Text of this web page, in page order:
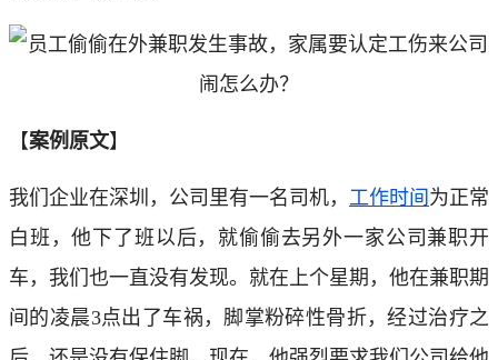
【案例原文】
我们企业在深圳，公司里有一名司机， 工作时间 为正常
白班，他下了班以后，就偷偷去另外一家公司兼职开
车，我们也一直没有发现。就在上个星期，他在兼职期
间的凌晨3点出了车祸，脚掌粉碎性骨折，经过治疗之